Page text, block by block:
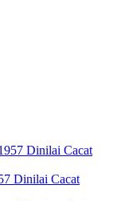
Dinilai Cacat